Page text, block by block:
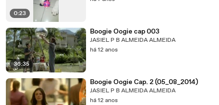
0:23
36:35
Boogie Oogie cap 003
JASIEL P B ALMEIDA ALMEIDA
há 12 anos
Boogie Oogie Cap. 2 (05_08_2014)
JASIEL P B ALMEIDA ALMEIDA
há 12 anos